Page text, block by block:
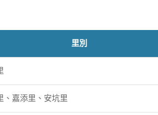
里別
、嘉添里、安坑里